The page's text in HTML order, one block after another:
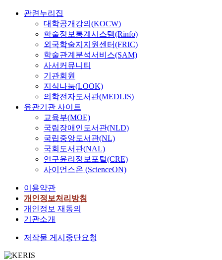
관련누리집
대학공개강의(KOCW)
학술정보통계시스템(Rinfo)
외국학술지지원센터(FRIC)
학술관계분석서비스(SAM)
사서커뮤니티
기관회원
지식나눔(LOOK)
의학전자도서관(MEDLIS)
유관기관 사이트
교육부(MOE)
국립장애인도서관(NLD)
국립중앙도서관(NL)
국회도서관(NAL)
연구윤리정보포털(CRE)
사이언스온 (ScienceON)
이용약관
개인정보처리방침
개인정보 재동의
기관소개
저작물 게시중단요청